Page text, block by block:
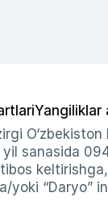
Yangiliklar
sanasida
“Daryo”